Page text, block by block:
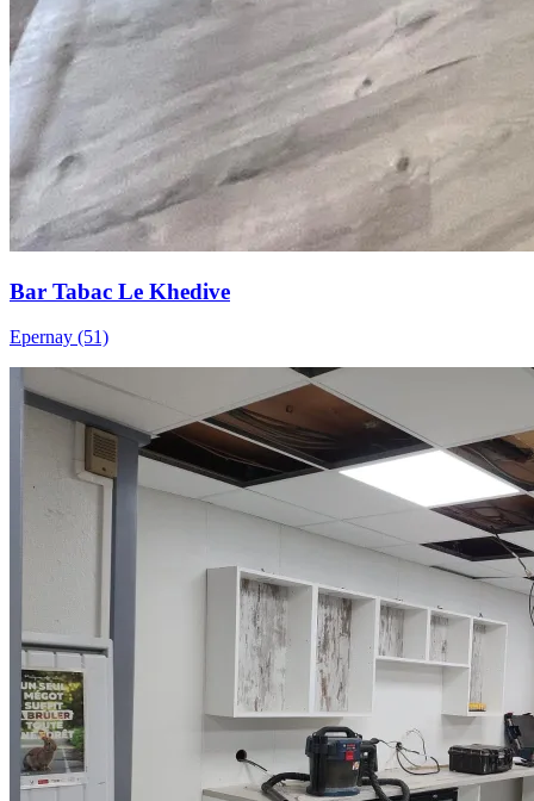
Bar Tabac Le Khedive
Epernay (51)